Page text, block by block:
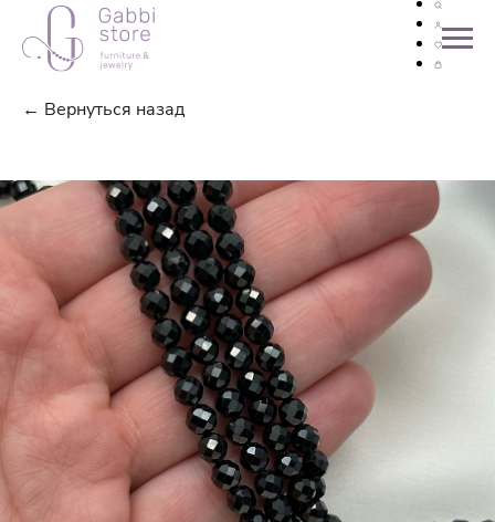
← Вернуться назад